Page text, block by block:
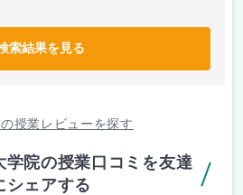
索結果を見る
授業レビューを探す
学院の授業口コミを友達
シェアする